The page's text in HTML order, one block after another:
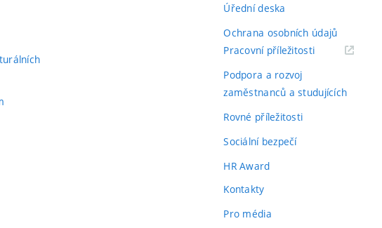
Úřední deska
Ochrana osobních údajů
Pracovní příležitosti(externí
Podpora a rozvoj
zaměstnanců a studujících
Rovné příležitosti
Sociální bezpečí
HR Award
Kontakty
Pro média